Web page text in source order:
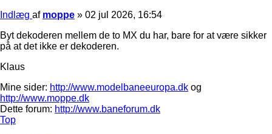
Indlæg af moppe » 02 jul 2026, 16:54
Byt dekoderen mellem de to MX du har, bare for at være sikker
på at det ikke er dekoderen.
Klaus
Mine sider: http://www.modelbaneeuropa.dk og
http://www.moppe.dk
Dette forum: http://www.baneforum.dk
Top